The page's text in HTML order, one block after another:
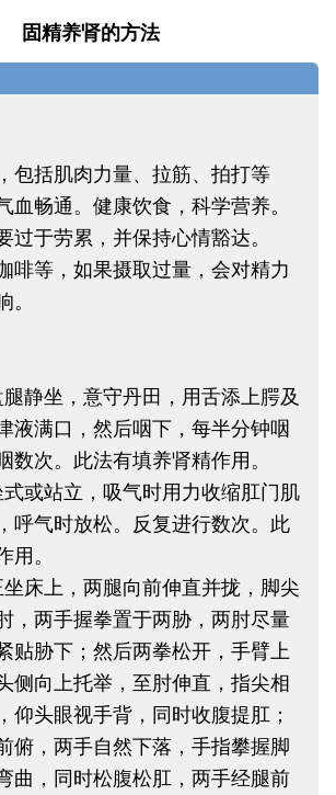
固精养肾的方法
包括肌肉力量、拉筋、拍打等
血畅通。健康饮食，科学营养。
过于劳累，并保持心情豁达。
啡等，如果摄取过量，会对精力
。
静坐，意守丹田，用舌添上腭及
液满口，然后咽下，每半分钟咽
数次。此法有填养肾精作用。
或站立，吸气时用力收缩肛门肌
呼气时放松。反复进行数次。此
用。
床上，两腿向前伸直并拢，脚尖
，两手握拳置于两胁，两肘尽量
贴胁下；然后两拳松开，手臂上
侧向上托举，至肘伸直，指尖相
仰头眼视手背，同时收腹提肛；
俯，两手自然下落，手指攀握脚
曲，同时松腹松肛，两手经腿前